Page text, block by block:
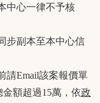
中心一律不予核
步副本至本中心信
請Email該案報價單
額超過15萬，依政